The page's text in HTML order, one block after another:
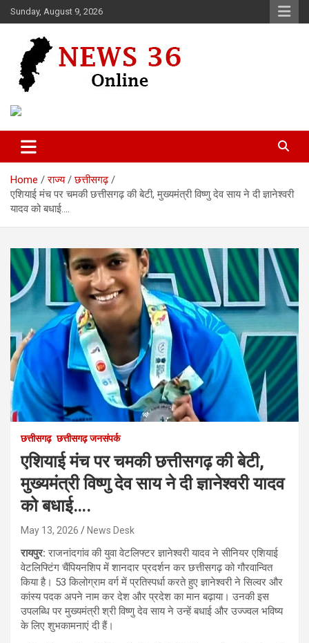
Skip
to
Sunday, August 9, 2026
News 36
Home राज्य
छत्तीसगढ़
एशियाई मंच पर चमकी छत्तीसगढ़ की बेटी, मुख्यमंत्री विष्णु देव साय ने दी ज्ञानेश्वरी
यादव को बधाई….
छत्तीसगढ़ छत्तीसगढ़ जनसंपर्क
एशियाई मंच पर चमकी छत्तीसगढ़ की बेटी,
मुख्यमंत्री विष्णु देव साय ने दी ज्ञानेश्वरी यादव
को बधाई….
May 13, 2026 News Desk
रायपुर:राजनांदगांव की युवा वेटलिफ्टर ज्ञानेश्वरी यादव ने सीनियर एशियाई
वेटलिफ्टिंग चैंपियनशिप में शानदार प्रदर्शन कर छत्तीसगढ़ को गौरवान्वित
किया है। 53 किलोग्राम वर्ग में प्रतिस्पर्धा करते हुए ज्ञानेश्वरी ने सिल्वर और
कांस्य पदक अपने नाम कर देश और प्रदेश का मान बढ़ाया। उनकी इस
उपलब्धि पर मुख्यमंत्री श्री विष्णु देव साय ने उन्हें बधाई और उज्ज्वल भविष्य
के लिए शुभकामनाएं दी हैं।